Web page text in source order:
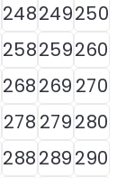
248249250
258259260
268269 270
278 279280
288289290